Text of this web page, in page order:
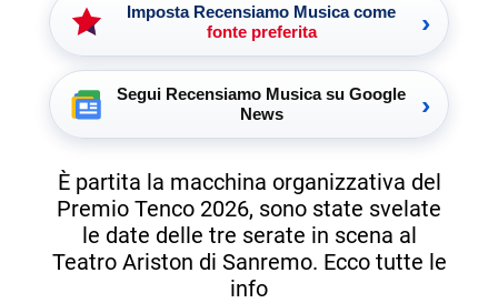
Imposta Recensiamo Musica come
fonte preferita
›
Segui Recensiamo Musica su Google
News
›
È partita la macchina organizzativa del
Premio Tenco 2026, sono state svelate
le date delle tre serate in scena al
Teatro Ariston di Sanremo. Ecco tutte le
info